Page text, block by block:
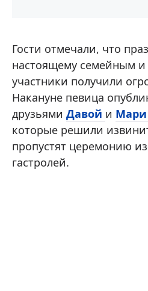
Гости отмечали, что
настоящему семейным
участники получили
Накануне певица
друзьями Давой и Мари
которые решили
пропустят церемонию
гастролей.